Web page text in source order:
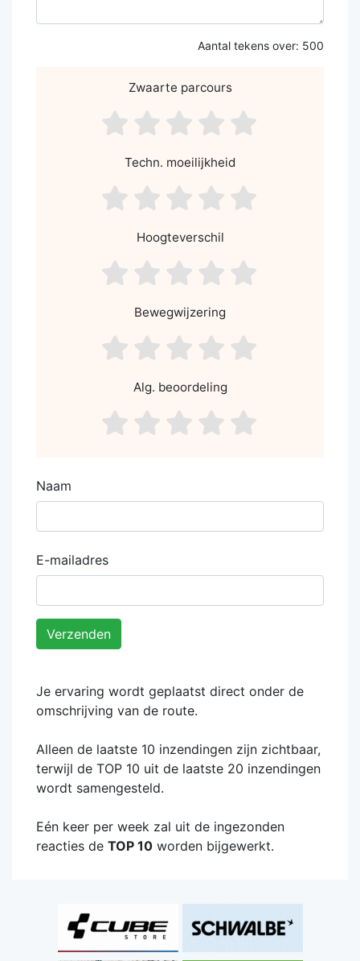
Aantal tekens over: 500
Zwaarte parcours
asdf4
asdf3
asdf2
asdf1
Techn. moeilijkheid
asdf4
asdf3
asdf2
asdf1
Hoogteverschil
asdf4
asdf3
asdf2
asdf1
Bewegwijzering
asdf4
asdf3
asdf2
asdf1
Alg. beoordeling
asdf4
asdf3
asdf2
asdf1
Naam
E-mailadres
Verzenden
Je ervaring wordt geplaatst direct onder de
omschrijving van de route.
Alleen de laatste 10 inzendingen zijn zichtbaar,
terwijl de TOP 10 uit de laatste 20 inzendingen
wordt samengesteld.
Eén keer per week zal uit de ingezonden
reacties de TOP 10 worden bijgewerkt.